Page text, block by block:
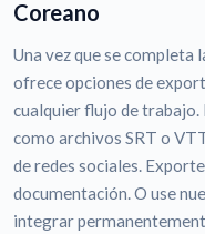
Coreano
Una vez que se completa
ofrece opciones de
cualquier flujo de
como archivos SRT o
de redes sociales.
documentación. O use
integrar